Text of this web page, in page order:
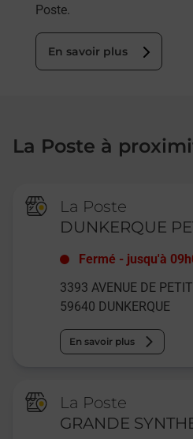
Poste.
En savoir plus
La Poste à
La Poste
DUNKERQUE
Fermé - jusqu'à
3393 AVENUE DE
59640 DUNKERQUE
En savoir plus
La Poste
GRANDE